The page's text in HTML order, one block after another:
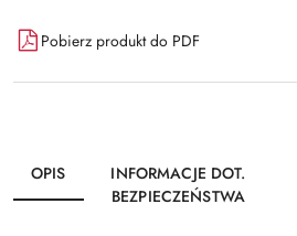
Dostępność
i
dostawa
Pobierz produkt do PDF
OPIS
INFORMACJE DOT.
BEZPIECZEŃSTWA